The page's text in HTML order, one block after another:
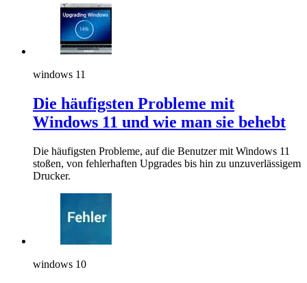
windows 11
Die häufigsten Probleme mit
Windows 11 und wie man sie behebt
Die häufigsten Probleme, auf die Benutzer mit Windows 11
stoßen, von fehlerhaften Upgrades bis hin zu unzuverlässigem
Drucker.
windows 10